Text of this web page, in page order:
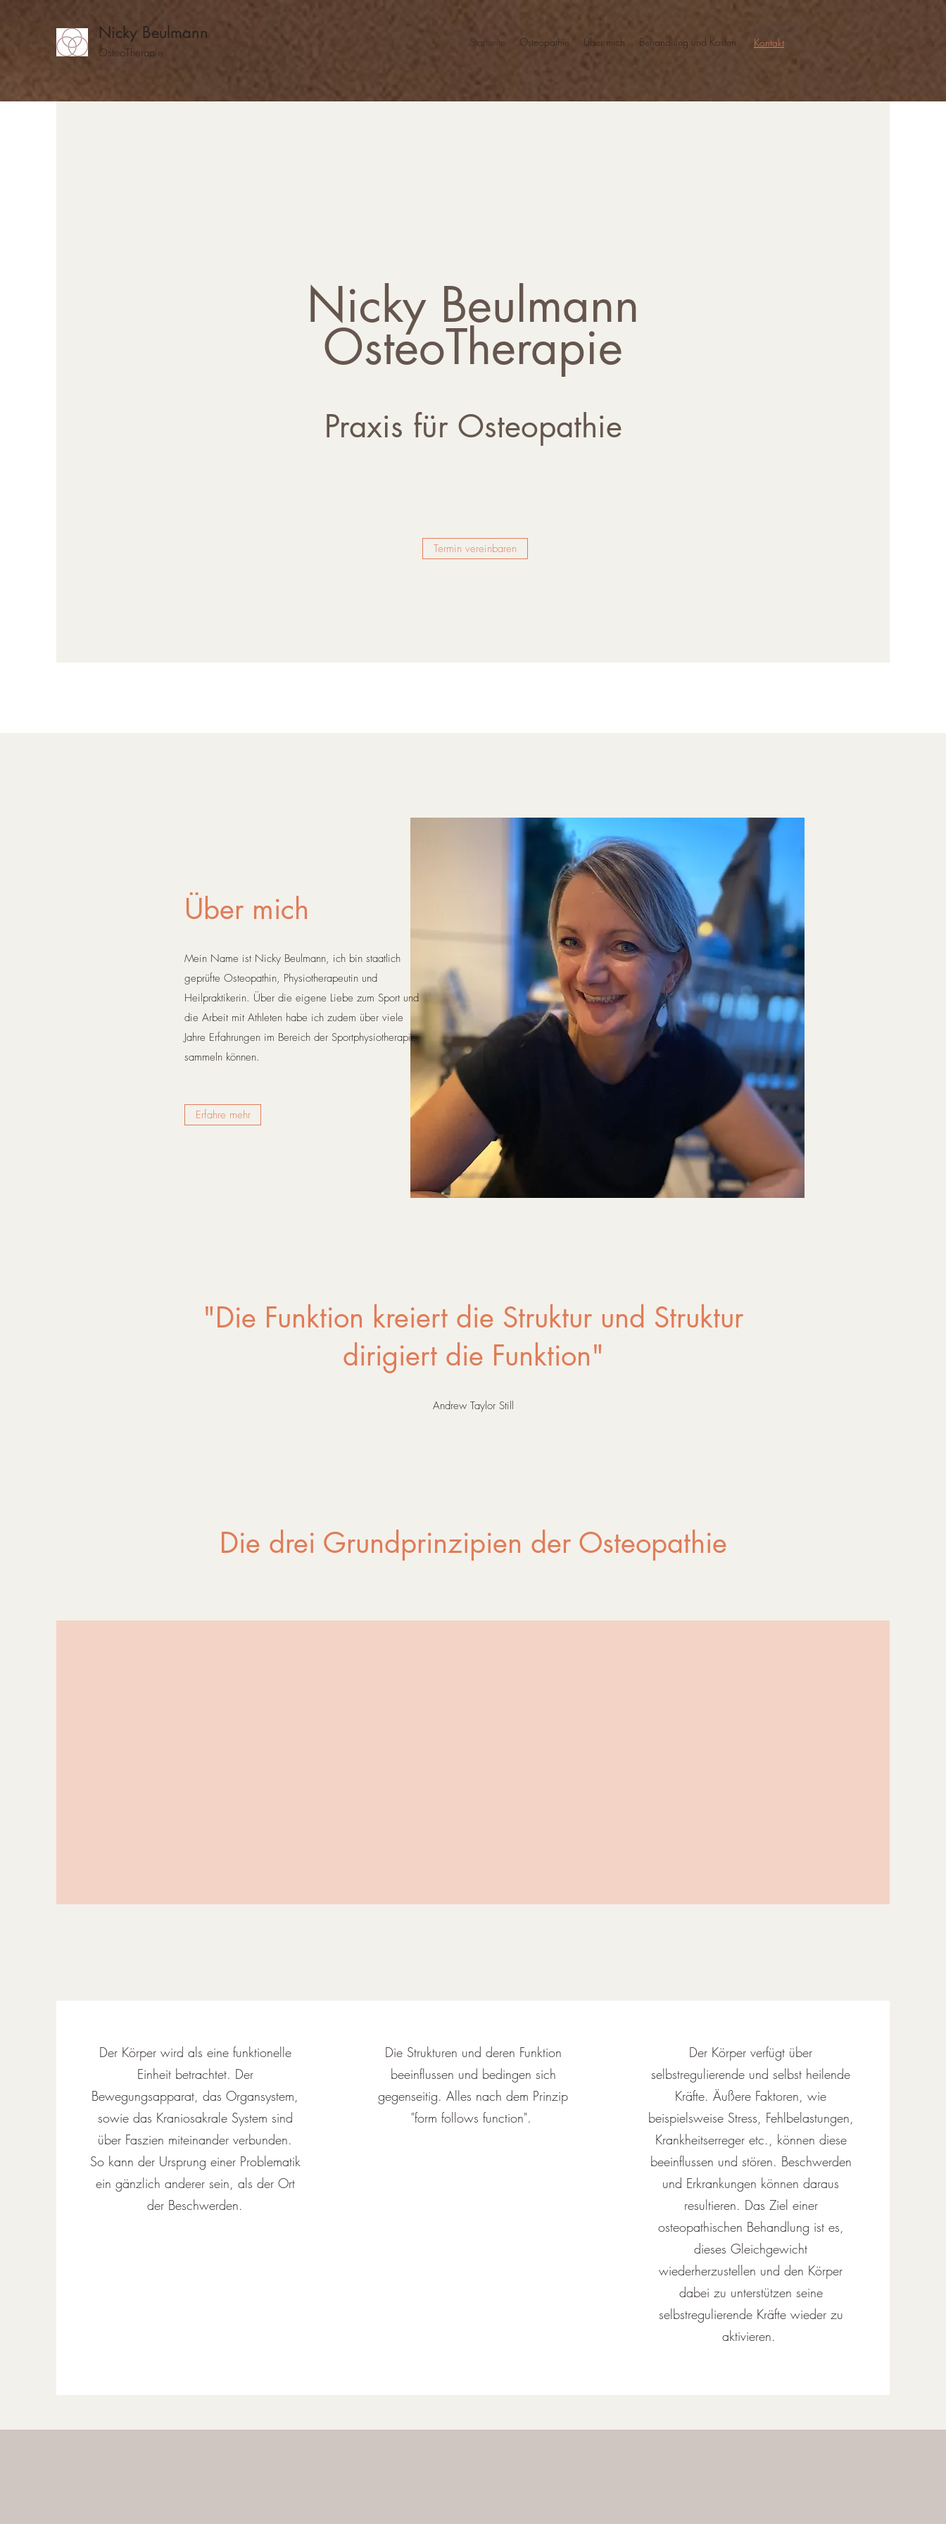
Nicky Beulmann
OsteoTherapie
Startseite Osteopathie Über mich Behandlung und Kosten Kontakt
Nicky Beulmann
OsteoTherapie
Praxis für Osteopathie
Termin vereinbaren
Über mich
Mein Name ist Nicky Beulmann, ich bin staatlich
geprüfte Osteopathin, Physiotherapeutin und
Heilpraktikerin. Über die eigene Liebe zum Sport und
die Arbeit mit Athleten habe ich zudem über viele
Jahre Erfahrungen im Bereich der Sportphysiotherapie
sammeln können.
Erfahre mehr
"Die Funktion kreiert die Struktur und Struktur
dirigiert die Funktion"
Andrew Taylor Still
Die drei Grundprinzipien der Osteopathie
Der Körper wird als eine funktionelle
Einheit betrachtet. Der
Bewegungsapparat, das Organsystem,
sowie das Kraniosakrale System sind
über Faszien miteinander verbunden.
So kann der Ursprung einer Problematik
ein gänzlich anderer sein, als der Ort
der Beschwerden.
Die Strukturen und deren Funktion
beeinflussen und bedingen sich
gegenseitig. Alles nach dem Prinzip
"form follows function".
Der Körper verfügt über
selbstregulierende und selbst heilende
Kräfte. Äußere Faktoren, wie
beispielsweise Stress, Fehlbelastungen,
Krankheitserreger etc., können diese
beeinflussen und stören. Beschwerden
und Erkrankungen können daraus
resultieren. Das Ziel einer
osteopathischen Behandlung ist es,
dieses Gleichgewicht
wiederherzustellen und den Körper
dabei zu unterstützen seine
selbstregulierende Kräfte wieder zu
aktivieren.